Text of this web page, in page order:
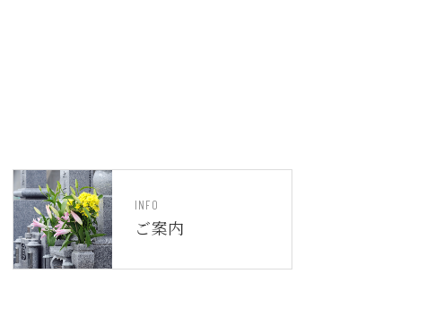
INFO
ご案内